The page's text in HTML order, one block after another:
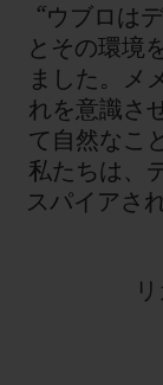
“ウブロは
とその環境
ました。メ
れを意識さ
て自然なこ
私たちは、
スパイアさ